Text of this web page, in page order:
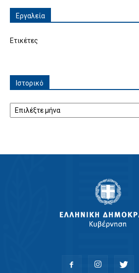
Εργαλεία
Ετικέτες
Ιστορικό